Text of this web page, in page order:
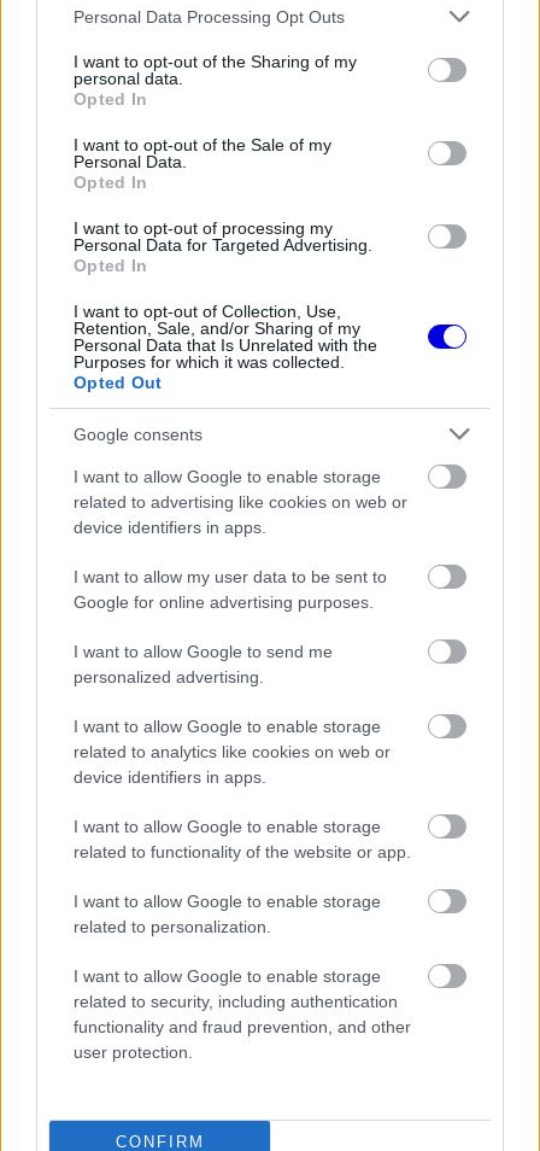
Please note that this website/app uses one or more Google
not limited to your visit or usage behaviour. You may click to
grant or deny consent to Google and its third-party tags to
use your data for below specified purposes in below Google
consent section.
Personal Data Processing Opt Outs
I want to opt-out of the Sharing of my
personal data.
Opted In
I want to opt-out of the Sale of my
Personal Data.
Opted In
I want to opt-out of processing my
Personal Data for Targeted Advertising.
Opted In
I want to opt-out of Collection, Use,
Retention, Sale, and/or Sharing of my
Personal Data that Is Unrelated with the
Purposes for which it was collected.
Opted Out
Google consents
I want to allow Google to enable storage
related to advertising like cookies on web or
device identifiers in apps.
I want to allow my user data to be sent to
Google for online advertising purposes.
I want to allow Google to send me
personalized advertising.
I want to allow Google to enable storage
related to analytics like cookies on web or
device identifiers in apps.
I want to allow Google to enable storage
related to functionality of the website or app.
I want to allow Google to enable storage
related to personalization.
I want to allow Google to enable storage
related to security, including authentication
functionality and fraud prevention, and other
user protection.
CONFIRM
Aston Martin az F1-ben
nevezte az autót, mélyül a válság a
csapatnál
A pályák és infrastruktúra szab határt
A legnagyobb akadályt az jelenti, hogy egyetlen
versenypálya sem tudná egyszerre kiszolgálni
mindkét sorozat igényeit, mivel a bokszutcák, a
paddock és a teljes infrastruktúra kapacitása
egyszerűen nem elegendő.
Ezpeleta szerint már az esemény lebonyolítása is
komoly problémákat vetne fel. „Ha megnézzük
egy ilyen esemény működését, már logisztikai
szempontból is rendkívül nehéz lenne” – tette
hozzá.
A szakember arra is rámutatott, hogy jelenleg
nincs olyan helyszín, amely minden
követelménynek megfelelne. „Nincs a világon
egyetlen pálya sem, amely képes lenne egyszerre
szükséges kapacitást” – fogalmazott.